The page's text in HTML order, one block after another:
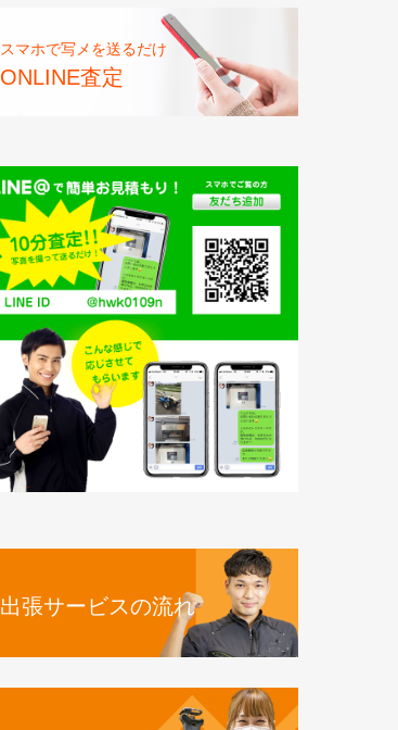
スマホで写メを送るだけ
ONLINE査定
出張サービスの流れ